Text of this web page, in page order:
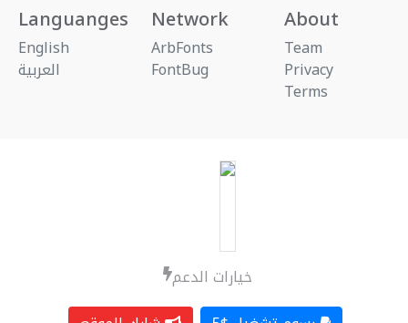
خيارات الدعم
Languanges
English
العربية
Network
ArbFonts
FontBug
About
Team
Privacy
Terms